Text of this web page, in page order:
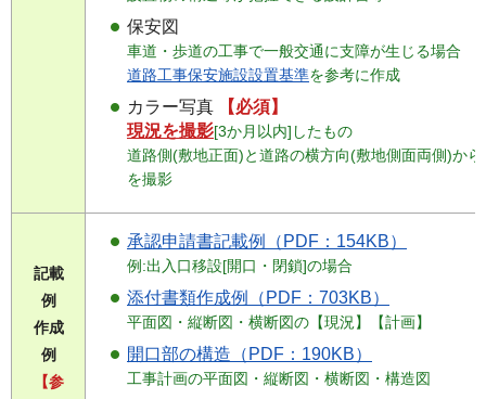
保安図
車道・歩道の工事で一般交通に支障が生じる場合
道路工事保安施設設置基準を参考に作成
カラー写真
【必須】
現況を撮影[3か月以内]したもの
道路側(敷地正面)と道路の横方向(敷地側面両側)から
を撮影
記載
例
作成
例
【参
承認申請書記載例（PDF：154KB）
例:出入口移設[開口・閉鎖]の場合
添付書類作成例（PDF：703KB）
平面図・縦断図・横断図の【現況】【計画】
開口部の構造（PDF：190KB）
工事計画の平面図・縦断図・横断図・構造図